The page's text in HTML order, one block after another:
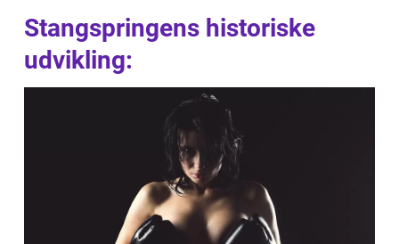
Stangspringens historiske
udvikling: